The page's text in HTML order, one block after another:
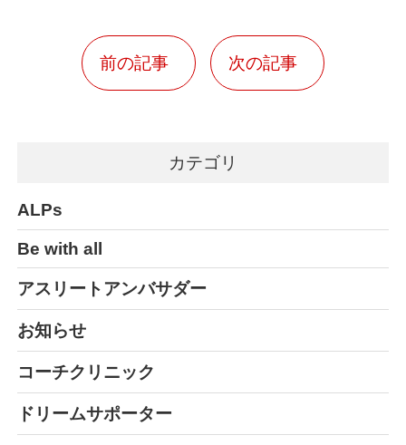
前の記事 次の記事
カテゴリ
ALPs
Be with all
アスリートアンバサダー
お知らせ
コーチクリニック
ドリームサポーター